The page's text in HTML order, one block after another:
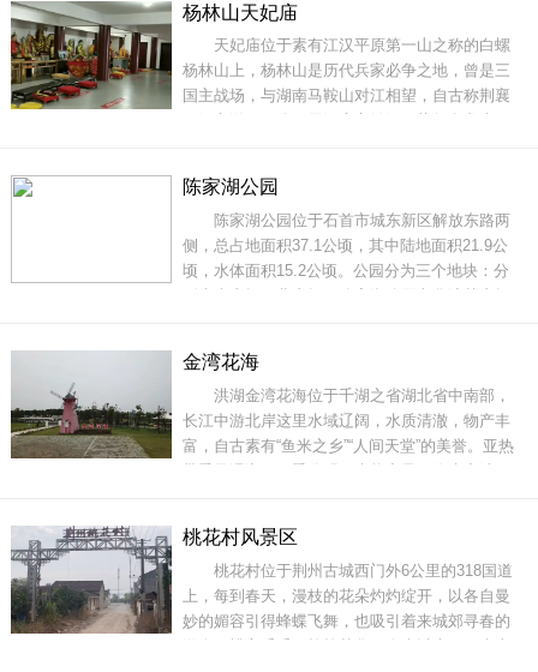
动源远流长，位于主峰之巅的“天妃圣母庙”，声名
远播海内外，日接待香客游客达千人以上，是方
圆数百
杨林山天妃庙
天妃庙位于素有江汉平原第一山之称的白螺
杨林山上，杨林山是历代兵家必争之地，曾是三
国主战场，与湖南马鞍山对江相望，自古称荆襄
盛，在湖北、湖南等地享有盛誉，信徒们在原址
焚香供奉，从未间断。1983年，当地群众自发捐
钱、物、力，耗资数十万元，仅
陈家湖公园
陈家湖公园位于石首市城东新区解放东路两
侧，总占地面积37.1公顷，其中陆地面积21.9公
顷，水体面积15.2公顷。公园分为三个地块：分
场、滨水步道、音乐喷泉、景观绿化、景观灯
饰、给排水、电子屏等。陈家湖公园配置齐全、
功
金湾花海
洪湖金湾花海位于千湖之省湖北省中南部，
长江中游北岸这里水域辽阔，水质清澈，物产丰
富，自古素有“鱼米之乡”“人间天堂”的美誉。亚热
资源提供了强有力的保障。金湾花海，有着丰富
优质水资源，傍水而息，孕育了20多种珍贵植物
桃花村风景区
桃花村位于荆州古城西门外6公里的318国道
上，每到春天，漫枝的花朵灼灼绽开，以各自曼
妙的媚容引得蜂蝶飞舞，也吸引着来城郊寻春的
游人。桃之夭夭，灼灼其华。自古以来，历史上